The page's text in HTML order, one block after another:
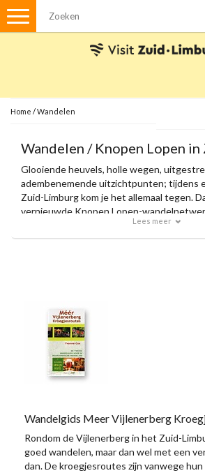
Menu
Met de auto
Visvergunningen
Brochures en kaarten
Plattegronden
Uit de streek
Home /Wandelen
Wandelen / Knopen Lopen
Glooiende heuvels, holle wegen,
adembenemende uitzichtpunten; tijdens
Zuid-Limburg kom je het allemaal tegen.
vernieuwde Knopen Lopen-
je eigen route samen en volg je
Met onze officiële wandelkaarten en
Lees meer
Wandelgids Meer Vijlenerberg
Rondom de Vijlenerberg in het Zuid-
goed wandelen, maar dan wel met een
dan. De kroegjesroutes zijn vanwege